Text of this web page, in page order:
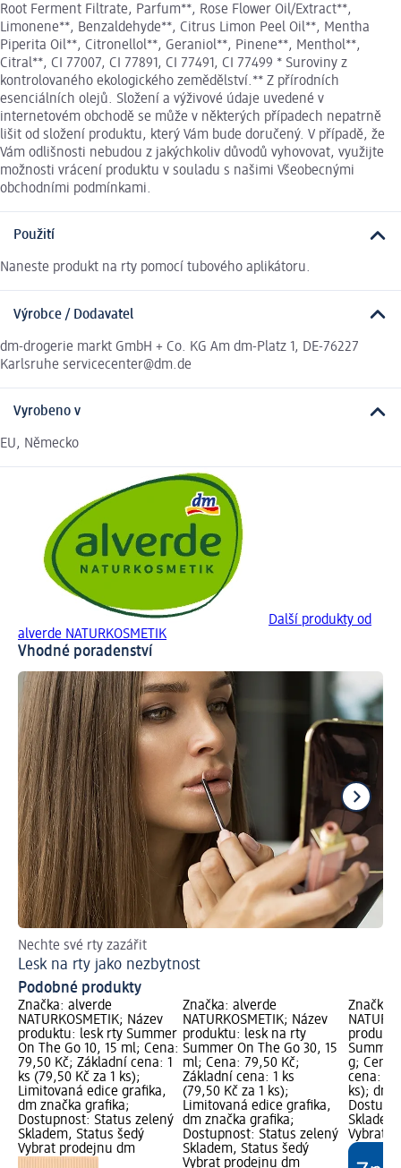
Root Ferment Filtrate, Parfum**, Rose Flower Oil/Extract**,
Limonene**, Benzaldehyde**, Citrus Limon Peel Oil**, Mentha
Piperita Oil**, Citronellol**, Geraniol**, Pinene**, Menthol**,
Citral**, CI 77007, CI 77891, CI 77491, CI 77499 * Suroviny z
kontrolovaného ekologického zemědělství.** Z přírodních
esenciálních olejů. Složení a výživové údaje uvedené v
internetovém obchodě se může v některých případech nepatrně
lišit od složení produktu, který Vám bude doručený. V případě, že
Vám odlišnosti nebudou z jakýchkoliv důvodů vyhovovat, využijte
možnosti vrácení produktu v souladu s našimi Všeobecnými
obchodními podmínkami.
Použití
Naneste produkt na rty pomocí tubového aplikátoru.
Výrobce / Dodavatel
dm-drogerie markt GmbH + Co. KG Am dm-Platz 1, DE-76227
Karlsruhe servicecenter@dm.de
Vyrobeno v
EU, Německo
Další produkty od
alverde NATURKOSMETIK
Vhodné poradenství
Nechte své rty zazářit
Lesk na rty jako nezbytnost
Podobné produkty
Značka: alverde
NATURKOSMETIK; Název
produktu: lesk rty Summer
On The Go 10, 15 ml; Cena:
79,50 Kč; Základní cena: 1
ks (79,50 Kč za 1 ks);
Limitovaná edice grafika,
dm značka grafika;
Dostupnost: Status zelený
Skladem, Status šedý
Vybrat prodejnu dm
Značka: alverde
NATURKOSMETIK; Název
produktu: lesk na rty
Summer On The Go 30, 15
ml; Cena: 79,50 Kč;
Základní cena: 1 ks
(79,50 Kč za 1 ks);
Limitovaná edice grafika,
dm značka grafika;
Dostupnost: Status zelený
Skladem, Status šedý
Vybrat prodejnu dm
Značka:
g;
cena: 1
ks); dm
Vybrat